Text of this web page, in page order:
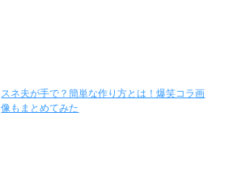
スネ夫が手で？簡単な作り方とは！爆笑コラ画
像もまとめてみた